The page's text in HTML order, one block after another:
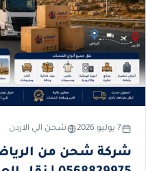
7 يوليو 2026 شحن الي الاردن
شركة شحن من الرياض